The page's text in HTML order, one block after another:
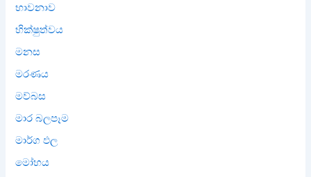
භාවනාව
භික්ෂුත්වය
මනස
මරණය
මව්බස
මාර බලපෑම
මාර්ග ඵල
මෝහය